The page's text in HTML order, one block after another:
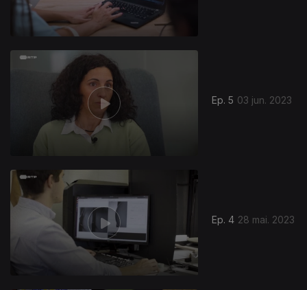
Ep. 5 03 jun. 2023
Ep. 4 28 mai. 2023
693220